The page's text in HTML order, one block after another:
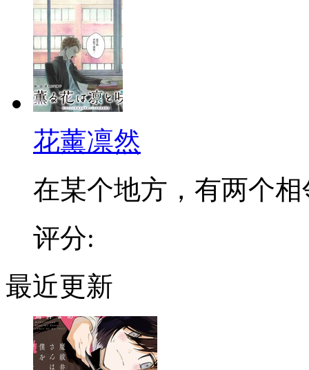
花薰凛然
在某个地方，有两个相
评分:
最近更新